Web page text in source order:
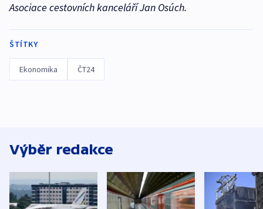
Asociace cestovních kanceláří Jan Osúch.
ŠTÍTKY
Ekonomika ČT24
Výběr redakce